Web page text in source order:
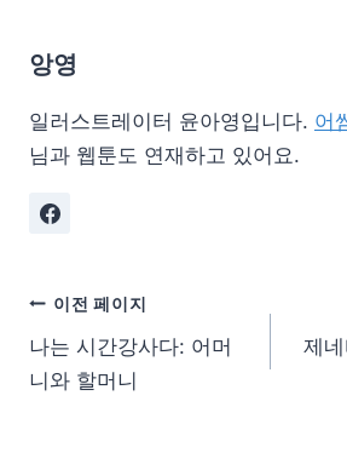
앙영
일러스트레이터 윤아영입니다. 어
님과 웹툰도 연재하고 있어요.
이전 페이지
나는 시간강사다: 어머
니와 할머니
제